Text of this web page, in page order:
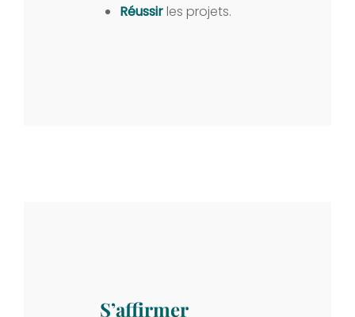
Réussir les projets.
S’affirmer